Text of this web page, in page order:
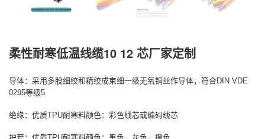
柔性耐寒低温线缆10 12 芯厂家定制
导体：采用多股细绞和精绞成束细一级无氧铜丝作导体，符合DIN VDE
0295等级5
绝缘：优质TPU耐寒料颜色：彩色线芯或编码线芯